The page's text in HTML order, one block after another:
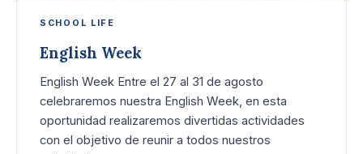
SCHOOL LIFE
English Week
English Week Entre el 27 al 31 de agosto
celebraremos nuestra English Week, en esta
oportunidad realizaremos divertidas actividades
con el objetivo de reunir a todos nuestros